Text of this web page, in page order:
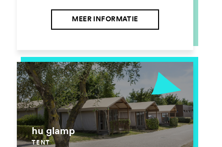
MEER INFORMATIE
hu glamp
TENT